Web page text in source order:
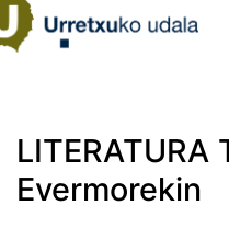
LITERATURA
Evermorekin